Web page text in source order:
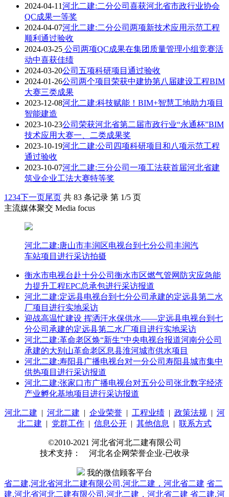
2024-04-11河北二建:二分公司喜获河北省市政行业协会
QC成果一等奖
2024-04-07河北二建:二分公司两项新技术应用示范工程
顺利通过验收
2024-03-25 公司两项QC成果在集团质量管理小组竞赛活
动中喜获佳绩
2024-03-20公司五项科研项目通过验收
2024-01-26公司两个项目荣获中建协第八届建设工程BIM
大赛三类成果
2023-12-08河北二建:科技赋能！BIM+智慧工地助力项目
智能建造
2023-10-23公司荣获河北省第二届市政行业“永通杯”BIM
技术应用大赛一、二类成果奖
2023-10-19河北二建:公司四项科研项目和八项示范工程
通过验收
2023-10-07河北二建:三分公司一项工法获首届河北省建
筑业企业工法大赛特等奖
1 234下一页尾页 共 83 条记录 第 1/5 页
主流媒体聚交 Media focus
河北二建:唐山市丰润区电视台到七分公司丰润汽
车站项目进行采访拍摄
衡水市电视台赴十分公司衡水市区燃气管网防灾应急能
力提升工程EPC总承包进行采访报道
河北二建:定远县电视台到七分公司承建的定远县第二水
厂项目进行实地采访
迎战高温忙建设 挥洒汗水保供水——定远县电视台到七
分公司承建的定远县第二水厂项目进行实地采访
河北二建:革命老区焕“新生”中央电视台报道河南分公司
承建的大别山革命老区息县淮河城市供水项目
河北二建:寿阳县广播电视台对一分公司寿阳县城市集中
供热项目进行采访报道
河北二建:张家口市广播电视台对五分公司张北数字经济
产业孵化基地项目进行采访报道
河北二建 | 河北二建 | 企业荣誉| 工程业绩| 政策法规| 河
北二建 | 党群工作 | 信息公开 | 其他信息 | 联系方式
©2010-2021 河北省河北二建有限公司
技术支持： 河北名企网荣誉企业-已收录
我的微信顾客平台
省二建,河北省河北二建有限公司,河北二建，河北省二建 省二
建,河北省河北二建有限公司,河北二建，河北省二建 省二建,河